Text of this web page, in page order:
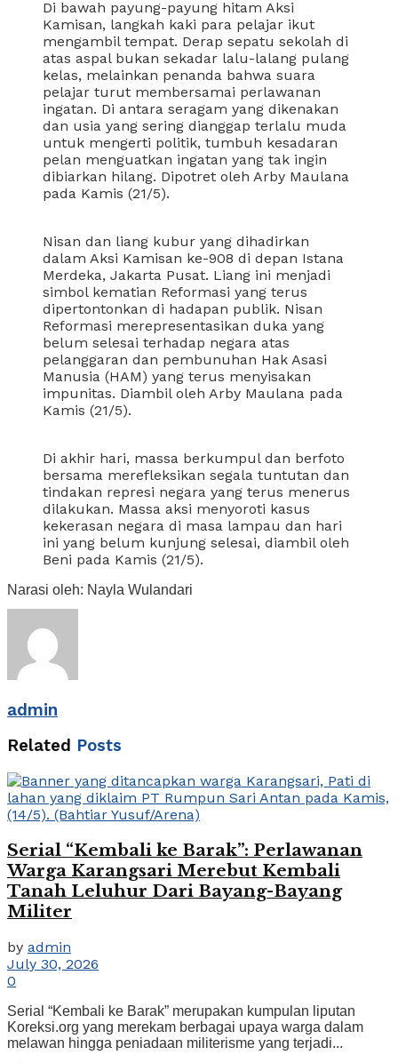
Di bawah payung-payung hitam Aksi
Kamisan, langkah kaki para pelajar ikut
mengambil tempat. Derap sepatu sekolah di
atas aspal bukan sekadar lalu-lalang pulang
kelas, melainkan penanda bahwa suara
pelajar turut membersamai perlawanan
ingatan. Di antara seragam yang dikenakan
dan usia yang sering dianggap terlalu muda
untuk mengerti politik, tumbuh kesadaran
pelan menguatkan ingatan yang tak ingin
dibiarkan hilang. Dipotret oleh Arby Maulana
pada Kamis (21/5).
Nisan dan liang kubur yang dihadirkan
dalam Aksi Kamisan ke-908 di depan Istana
Merdeka, Jakarta Pusat. Liang ini menjadi
simbol kematian Reformasi yang terus
dipertontonkan di hadapan publik. Nisan
Reformasi merepresentasikan duka yang
belum selesai terhadap negara atas
pelanggaran dan pembunuhan Hak Asasi
Manusia (HAM) yang terus menyisakan
impunitas. Diambil oleh Arby Maulana pada
Kamis (21/5).
Di akhir hari, massa berkumpul dan berfoto
bersama merefleksikan segala tuntutan dan
tindakan represi negara yang terus menerus
dilakukan. Massa aksi menyoroti kasus
kekerasan negara di masa lampau dan hari
ini yang belum kunjung selesai, diambil oleh
Beni pada Kamis (21/5).
Narasi oleh: Nayla Wulandari
admin
Related Posts
Serial “Kembali ke Barak”: Perlawanan
Warga Karangsari Merebut Kembali
Tanah Leluhur Dari Bayang-Bayang
Militer
by admin
July 30, 2026
0
Serial “Kembali ke Barak” merupakan kumpulan liputan
Koreksi.org yang merekam berbagai upaya warga dalam
melawan hingga peniadaan militerisme yang terjadi...